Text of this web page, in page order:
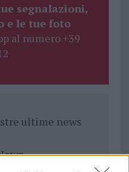
segnalazioni,
e le tue foto
al numero +39
ultime news